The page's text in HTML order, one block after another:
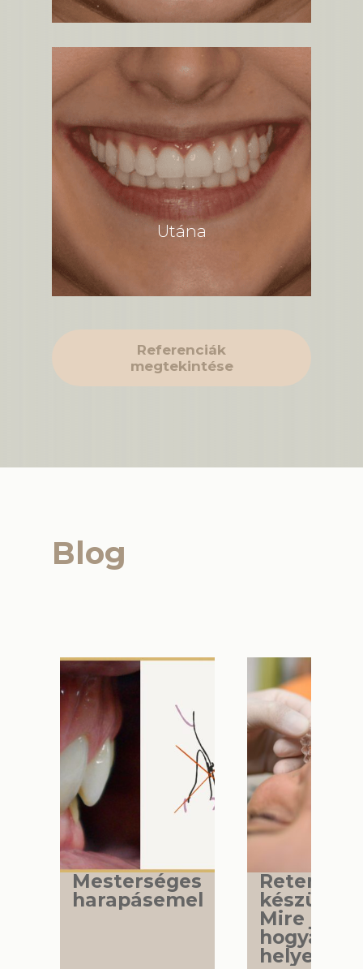
Utána
Referenciák
megtekintése
Blog
Mesterséges
harapásemelés
Retenciós
készülék
Mire jó és
hogyan
helyesen?